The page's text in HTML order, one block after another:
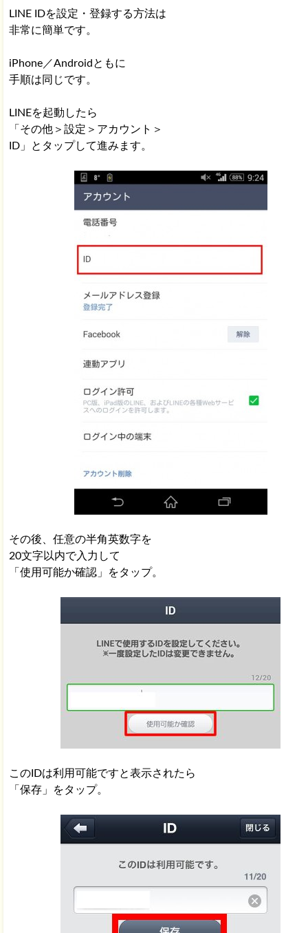
LINE 登録メールアドレスを変更する方法
LINE パスワードを忘れた時に変更する方法を解説
LINE IDを設定・登録する方法は
非常に簡単です。
iPhone／Androidともに
手順は同じです。
LINEを起動したら
「その他＞設定＞アカウント＞
ID」とタップして進みます。
その後、任意の半角英数字を
20文字以内で入力して
「使用可能か確認」をタップ。
このIDは利用可能ですと表示されたら
「保存」をタップ。